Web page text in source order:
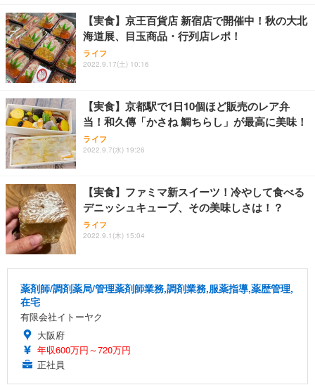
【実食】京王百貨店 新宿店で開催中！秋の大北
海道展、目玉商品・行列店レポ！
ライフ
2022.9.17(土) 10:16
【実食】京都駅で1日10個ほど販売のレア弁
当！和久傳「かさね 鯛ちらし」が最高に美味！
ライフ
2022.9.7(水) 19:26
【実食】ファミマ新スイーツ！冷やして食べる
デニッシュキューブ、その美味しさは！？
ライフ
2022.9.1(木) 15:04
薬剤師/調剤薬局/管理薬剤師業務,調剤業務,服薬指導,薬歴管理,
在宅
有限会社イトーヤク
大阪府
年収600万円～720万円
正社員